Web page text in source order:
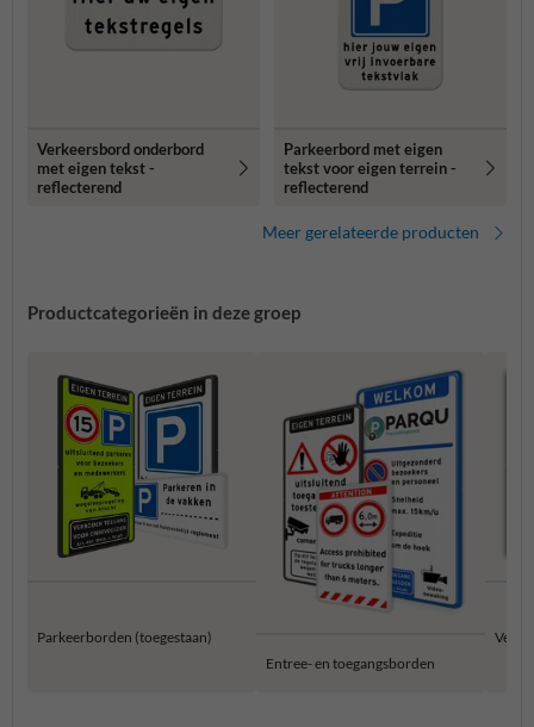
Verkeersbord onderbord
met eigen tekst -
reflecterend
Parkeerbord met eigen
tekst voor eigen terrein -
reflecterend
Meer gerelateerde producten
Productcategorieën in deze groep
Parkeerborden (toegestaan)
Entree- en toegangsborden